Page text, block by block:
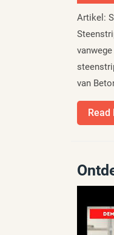
Artikel:
van
Read